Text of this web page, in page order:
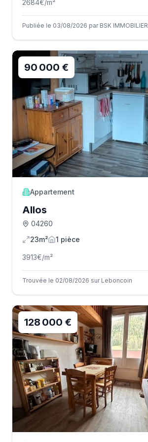
2684€/m²
Publiée le 03/08/2026 par BSK IMMOBILIER
90 000 €
Appartement
Allos
04260
23m²
1 pièce
3913€/m²
Trouvée le 02/08/2026 sur Leboncoin
128 000 €